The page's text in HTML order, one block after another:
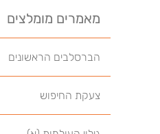
מאמרים מומלצים
הברסלבים הראשונים
צעקת החיפוש